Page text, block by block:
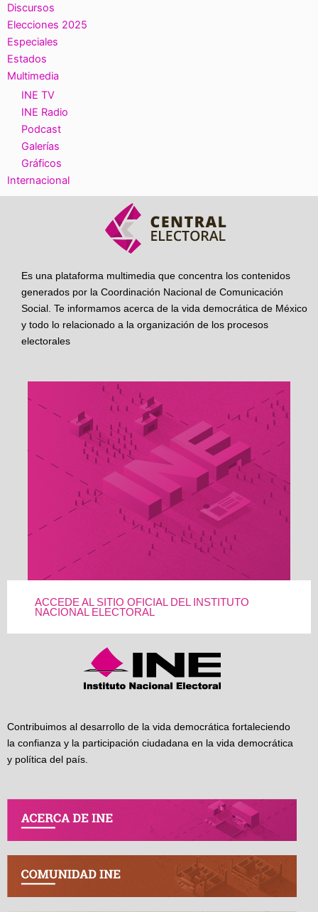
Discursos
Elecciones 2025
Especiales
Estados
Multimedia
INE TV
INE Radio
Podcast
Galerías
Gráficos
Internacional
Es una plataforma multimedia que concentra los contenidos
generados por la Coordinación Nacional de Comunicación
Social. Te informamos acerca de la vida democrática de México
y todo lo relacionado a la organización de los procesos
electorales
ACCEDE AL SITIO OFICIAL DEL INSTITUTO
NACIONAL ELECTORAL
Contribuimos al desarrollo de la vida democrática fortaleciendo
la confianza y la participación ciudadana en la vida democrática
y política del país.